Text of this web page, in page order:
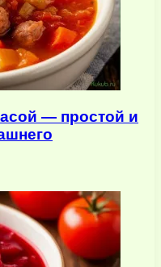
— простой и